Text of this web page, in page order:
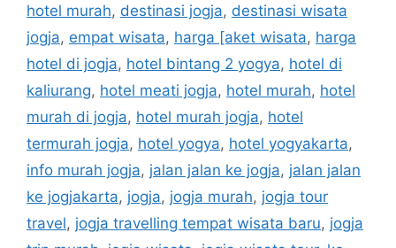
hotel murah, destinasi jogja, destinasi wisata
jogja, empat wisata, harga [aket wisata, harga
hotel di jogja, hotel bintang 2 yogya, hotel di
kaliurang, hotel meati jogja, hotel murah, hotel
murah di jogja, hotel murah jogja, hotel
termurah jogja, hotel yogya, hotel yogyakarta,
info murah jogja, jalan jalan ke jogja, jalan jalan
ke jogjakarta, jogja, jogja murah, jogja tour
travel, jogja travelling tempat wisata baru, jogja